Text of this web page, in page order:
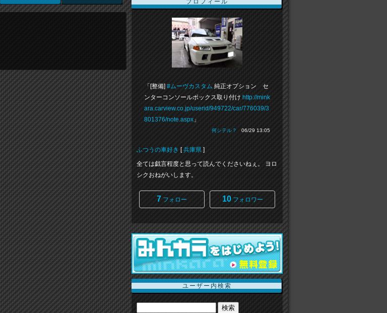
プロフィール
「[整備] #ムーヴカスタム 純正オプション セ
ンターコンソールボックス取り付け http://mink
ara.carview.co.jp/userid/949722/car/776039/3
801376/note.aspx」
何シテル？ 06/29 13:05
ふつうの車好き [兵庫県]
全ては戯言程度と思って読んでくださいねぇ。 ヨロ
シクおねがいします。
7 フォロー 10フォロワー
ユーザー内検索